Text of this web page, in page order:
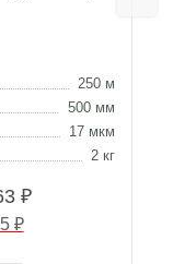
250 м
500 мм
17 мкм
2 кг
₽
₽